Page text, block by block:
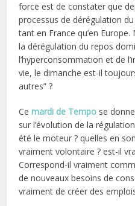
force est de constater que
processus de dérégulation
tant en France qu’en
la dérégulation du repos
l’hyperconsommation et de
vie, le dimanche est-il
autres” ?
Cemardi de Tempo se
sur l’évolution de la
été le moteur ? quelles en
vraiment volontaire ? est-il
Correspond-il vraiment
de nouveaux besoins de
vraiment de créer des